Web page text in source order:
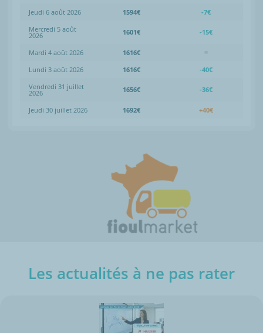
Jeudi 6 août 2026 1594€
-7€
Mercredi 5 août
2026 1601€ -15€
Mardi 4 août 2026 1616€
=
Lundi 3 août 2026
1616€
-40€
Vendredi 31 juillet
2026 1656€ -36€
Jeudi 30 juillet 2026 1692€ +40€
Les actualités à ne pas rater